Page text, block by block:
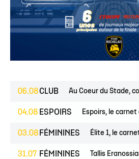
06.08CLUB Au Coeur du Stade,
04.08 ESPOIRS Espoirs, le carnet
03.08 FÉMININES Élite 1, le
31.07 FÉMININES Tallis